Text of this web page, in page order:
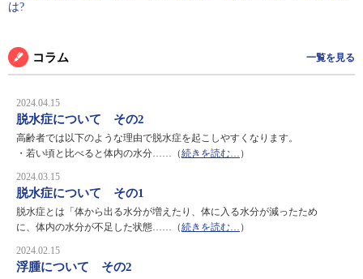
は?
コラム 一覧を見る
2024.04.15
脱水症について その2
高齢者では以下のような理由で脱水症を起こしやすくなります。
・若い頃と比べると体内の水分……（続きを読む… ）
2024.03.15
脱水症について その1
脱水症とは「体から出る水分が増えたり、体に入る水分が減ったため
に、体内の水分が不足した状態……（続きを読む… ）
2024.02.15
浮腫について その2